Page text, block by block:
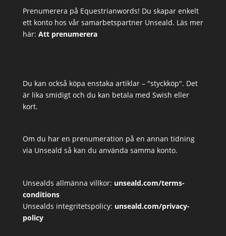
Prenumerera på Equestrianwords! Du skapar enkelt
ett konto hos vår samarbetspartner Unseald. Läs mer
här: Att prenumerera
Du kan också köpa enstaka artiklar – "styckköp". Det
är lika smidigt och du kan betala med Swish eller
kort.
Om du har en prenumeration på en annan tidning
via Unseald så kan du använda samma konto.
Unsealds allmänna villkor: unseald.com/terms-
conditions
Unsealds integritetspolicy: unseald.com/privacy-
policy